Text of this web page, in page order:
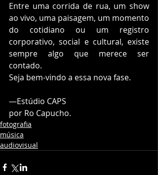
Entre uma corrida de rua, um show
ao vivo, uma paisagem, um momento
do cotidiano ou um registro
corporativo, social e cultural, existe
sempre algo que merece ser
contado.
Seja bem-vindo a essa nova fase.
—Estúdio CAPS
por Ro Capucho.
fotografia
música
audiovisual